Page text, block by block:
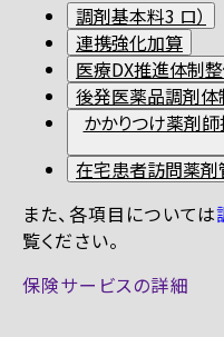
調剤基本料3 ロ）
連携強化加算
医療DX推進体制
後発医薬品調剤体
かかりつけ薬剤
在宅患者訪問薬
また、各項目については
覧ください。
保険サービスの詳細